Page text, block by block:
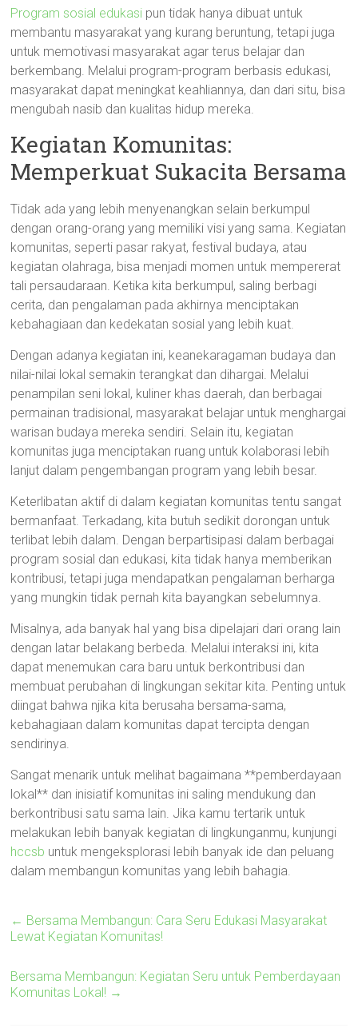
Program sosial edukasi pun tidak hanya dibuat untuk
membantu masyarakat yang kurang beruntung, tetapi juga
untuk memotivasi masyarakat agar terus belajar dan
berkembang. Melalui program-program berbasis edukasi,
masyarakat dapat meningkat keahliannya, dan dari situ, bisa
mengubah nasib dan kualitas hidup mereka.
Kegiatan Komunitas:
Memperkuat Sukacita Bersama
Tidak ada yang lebih menyenangkan selain berkumpul
dengan orang-orang yang memiliki visi yang sama. Kegiatan
komunitas, seperti pasar rakyat, festival budaya, atau
kegiatan olahraga, bisa menjadi momen untuk mempererat
tali persaudaraan. Ketika kita berkumpul, saling berbagi
cerita, dan pengalaman pada akhirnya menciptakan
kebahagiaan dan kedekatan sosial yang lebih kuat.
Dengan adanya kegiatan ini, keanekaragaman budaya dan
nilai-nilai lokal semakin terangkat dan dihargai. Melalui
penampilan seni lokal, kuliner khas daerah, dan berbagai
permainan tradisional, masyarakat belajar untuk menghargai
warisan budaya mereka sendiri. Selain itu, kegiatan
komunitas juga menciptakan ruang untuk kolaborasi lebih
lanjut dalam pengembangan program yang lebih besar.
Keterlibatan aktif di dalam kegiatan komunitas tentu sangat
bermanfaat. Terkadang, kita butuh sedikit dorongan untuk
terlibat lebih dalam. Dengan berpartisipasi dalam berbagai
program sosial dan edukasi, kita tidak hanya memberikan
kontribusi, tetapi juga mendapatkan pengalaman berharga
yang mungkin tidak pernah kita bayangkan sebelumnya.
Misalnya, ada banyak hal yang bisa dipelajari dari orang lain
dengan latar belakang berbeda. Melalui interaksi ini, kita
dapat menemukan cara baru untuk berkontribusi dan
membuat perubahan di lingkungan sekitar kita. Penting untuk
diingat bahwa njika kita berusaha bersama-sama,
kebahagiaan dalam komunitas dapat tercipta dengan
sendirinya.
Sangat menarik untuk melihat bagaimana **pemberdayaan
lokal** dan inisiatif komunitas ini saling mendukung dan
berkontribusi satu sama lain. Jika kamu tertarik untuk
melakukan lebih banyak kegiatan di lingkunganmu, kunjungi
hccsb untuk mengeksplorasi lebih banyak ide dan peluang
dalam membangun komunitas yang lebih bahagia.
← Bersama Membangun: Cara Seru Edukasi Masyarakat
Lewat Kegiatan Komunitas!
Bersama Membangun: Kegiatan Seru untuk Pemberdayaan
Komunitas Lokal! →